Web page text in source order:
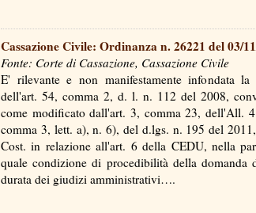
Cassazione Civile: Ordinanza n. 26221 del 03/
Fonte: Corte di Cassazione, Cassazione Civile
E' rilevante e non manifestamente infondata
dell'art. 54, comma 2, d. l. n. 112 del 2008,
come modificato dall'art. 3, comma 23, dell'All.
comma 3, lett. a), n. 6), del d.lgs. n. 195 del
Cost. in relazione all'art. 6 della CEDU, nella
quale condizione di procedibilità della domanda
durata dei giudizi amministrativi….